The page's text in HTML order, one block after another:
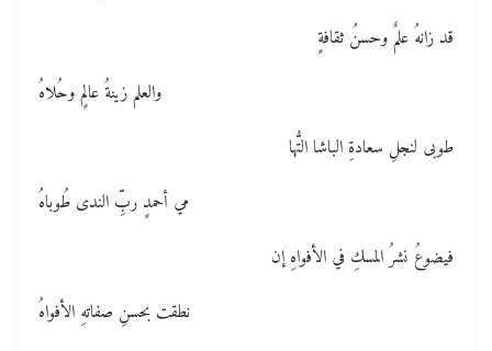
قد زانهُ علمٌ وحسنُ ثقافةٍ
والعلم زينةُ عالمٍ وحُلاهُ
طوبى لنجلِ سعادةِ الباشا التُّها
مي أحمدٍ ربِّ الندى طُوباهُ
فيضوعُ نشرُ المسكِ في الأفواهِ إن
نطقت بحسنِ صفاتهِ الأفواهُ